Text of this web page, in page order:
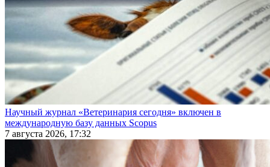
Научный журнал «Ветеринария сегодня» включен в
международную базу данных Scopus
7 августа 2026, 17:32